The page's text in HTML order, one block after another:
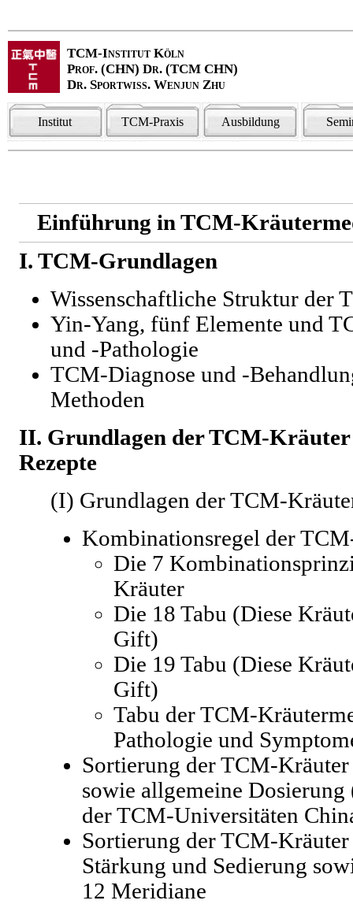
TCM-Institut Köln
Prof. (CHN) Dr. (TCM CHN)
Dr. Sportwiss. Wenjun Zhu
Institut TCM-Praxis Ausbildung
Einführung in TCM-
I. TCM-Grundlagen
Wissenschaftliche Struktur der
Yin-Yang, fünf Elemente und
und -Pathologie
TCM-Diagnose und -
Methoden
II. Grundlagen der TCM-
Rezepte
(I) Grundlagen der TCM-
Kombinationsregel der
Die 7
Kräuter
Die 18 Tabu (Diese
Gift)
Die 19 Tabu (Diese
Gift)
Tabu der TCM-
Pathologie und
Sortierung der TCM-
sowie allgemeine
der TCM-Universitäten
Sortierung der TCM-
Stärkung und Sedierung
12 Meridiane